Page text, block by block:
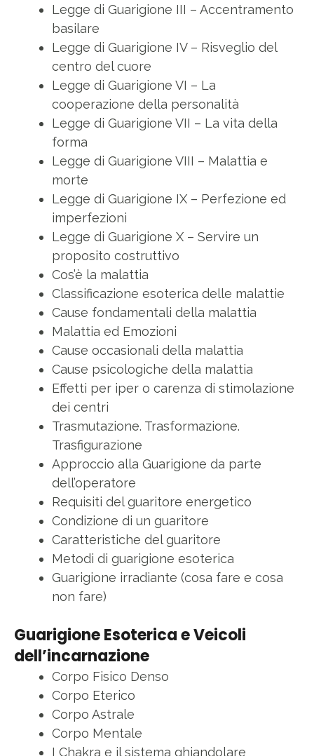
Legge di Guarigione III – Accentramento
basilare
Legge di Guarigione IV – Risveglio del
centro del cuore
Legge di Guarigione VI – La
cooperazione della personalità
Legge di Guarigione VII – La vita della
forma
Legge di Guarigione VIII – Malattia e
morte
Legge di Guarigione IX – Perfezione ed
imperfezioni
Legge di Guarigione X – Servire un
proposito costruttivo
Cos’è la malattia
Classificazione esoterica delle malattie
Cause fondamentali della malattia
Malattia ed Emozioni
Cause occasionali della malattia
Cause psicologiche della malattia
Effetti per iper o carenza di stimolazione
dei centri
Trasmutazione. Trasformazione.
Trasfigurazione
Approccio alla Guarigione da parte
dell’operatore
Requisiti del guaritore energetico
Condizione di un guaritore
Caratteristiche del guaritore
Metodi di guarigione esoterica
Guarigione irradiante (cosa fare e cosa
non fare)
Guarigione Esoterica e Veicoli
dell’incarnazione
Corpo Fisico Denso
Corpo Eterico
Corpo Astrale
Corpo Mentale
I Chakra e il sistema ghiandolare